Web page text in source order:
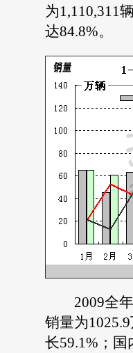
为1,110,311
达84.8%。
2009全年
销量为
长59.1%；